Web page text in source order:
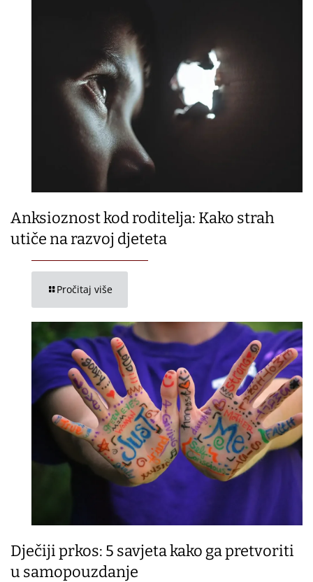
Anksioznost kod roditelja: Kako strah
utiče na razvoj djeteta
Pročitaj više
Dječiji prkos: 5 savjeta kako ga pretvoriti
u samopouzdanje